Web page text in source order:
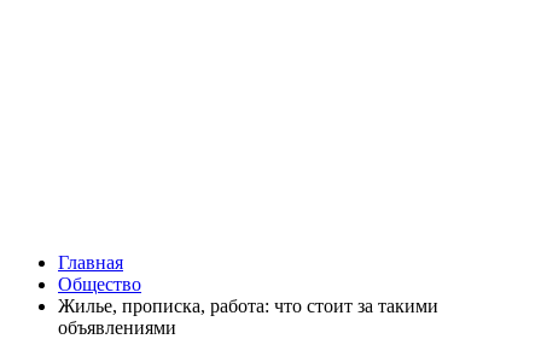
Главная
Общество
Жилье, прописка, работа: что стоит за такими
объявлениями